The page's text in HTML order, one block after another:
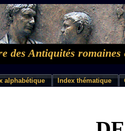
des Antiquités romaines
alphabétique Index thématique